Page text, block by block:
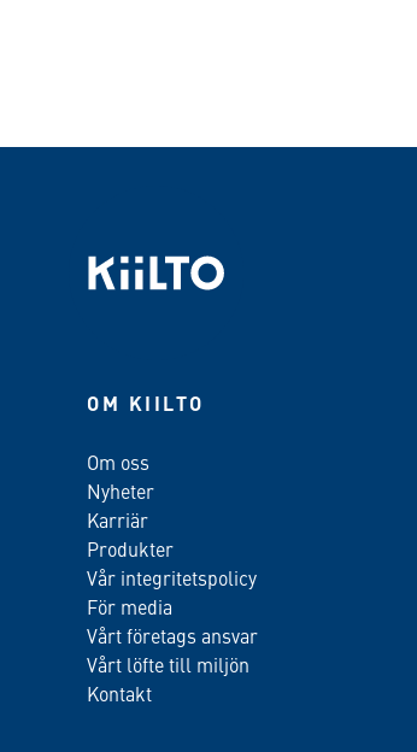
OM KIILTO
Om oss
Nyheter
Karriär
Produkter
Vår integritetspolicy
För media
Vårt företags ansvar
Vårt löfte till miljön
Kontakt